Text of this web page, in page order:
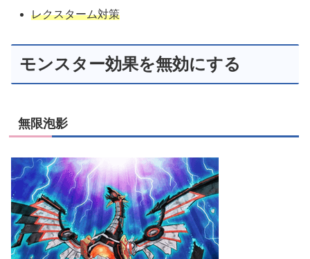
レクスターム対策
モンスター効果を無効にする
無限泡影